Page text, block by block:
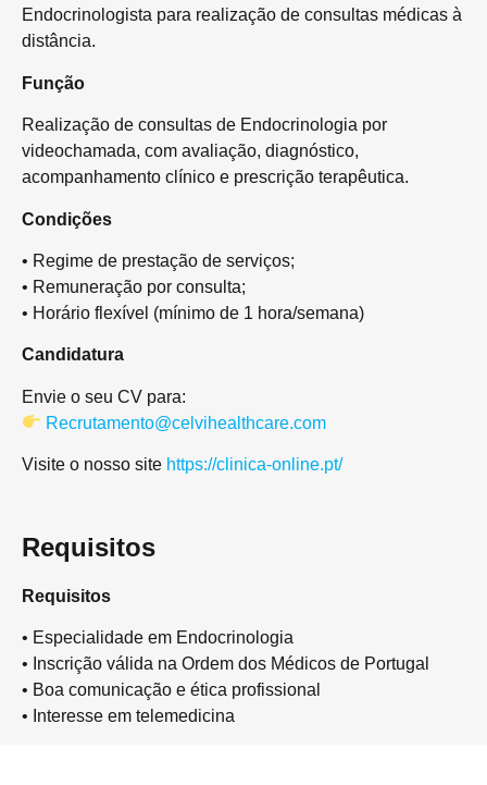
Endocrinologista para realização de consultas médicas à
distância.
Função
Realização de consultas de Endocrinologia por
videochamada, com avaliação, diagnóstico,
acompanhamento clínico e prescrição terapêutica.
Condições
• Regime de prestação de serviços;
• Remuneração por consulta;
• Horário flexível (mínimo de 1 hora/semana)
Candidatura
Envie o seu CV para:
Recrutamento@celvihealthcare.com
Visite o nosso site https://clinica-online.pt/
Requisitos
Requisitos
• Especialidade em Endocrinologia
• Inscrição válida na Ordem dos Médicos de Portugal
• Boa comunicação e ética profissional
• Interesse em telemedicina